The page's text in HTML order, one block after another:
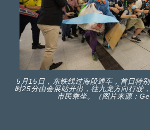
5月15日，东铁线过海段通车，首日特
时25分由会展站开出，往九龙方向行驶
市民乘坐。（图片来源：